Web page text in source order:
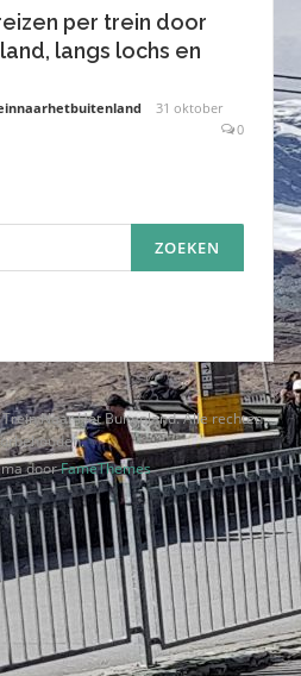
per trein door
langs lochs en
31 oktober
0
Naar Het Buitenland. Alle rechten
doorFameThemes